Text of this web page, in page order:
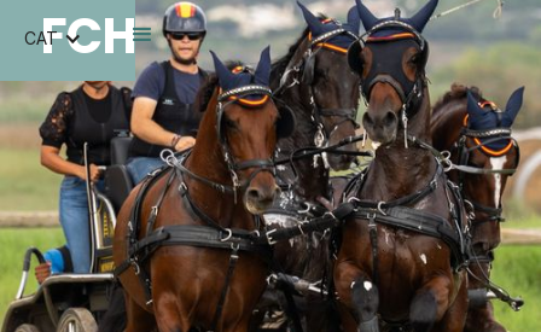
FCH
CAT